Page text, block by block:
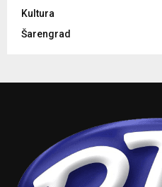
Kultura
Šarengrad